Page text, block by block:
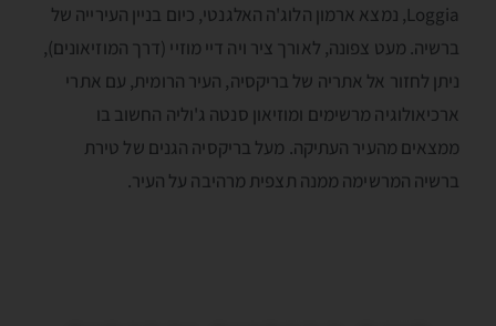
Loggia, נמצא ארמון הלוג'ה האלגנטי, כיום בניין העירייה של
ברשיה. מעט צפונה, לאורך ציר ויה דיי מוזיי (דרך המוזיאונים),
ניתן לחזור אל אתריה של בריקסיה, העיר הרומית, עם אתרי
ארכיאולוגיה מרשימים ומוזיאון סנטה ג'וליה החשוב בו
ממצאים מהעיר העתיקה. מעל בריקסיה הגנים של טירת
ברשיה המרשימה ממנה תצפית מרהיבה על העיר.